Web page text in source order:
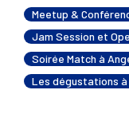
Meetup &
Jam Session et
Soirée Match à
Les dégustations à